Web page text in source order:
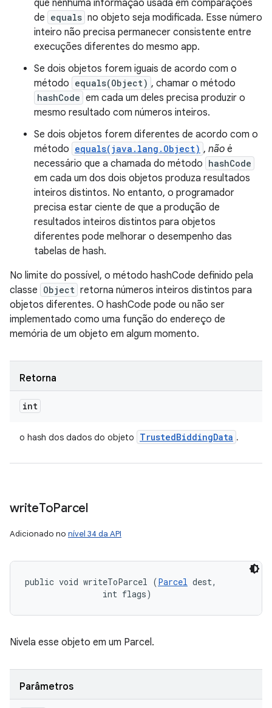
que nenhuma informação usada em comparações
de equals no objeto seja modificada. Esse número
inteiro não precisa permanecer consistente entre
execuções diferentes do mesmo app.
Se dois objetos forem iguais de acordo com o
método equals(Object) , chamar o método
hashCode em cada um deles precisa produzir o
mesmo resultado com números inteiros.
Se dois objetos forem diferentes de acordo com o
método equals(java.lang.Object) , não é
necessário que a chamada do método hashCode
em cada um dos dois objetos produza resultados
inteiros distintos. No entanto, o programador
precisa estar ciente de que a produção de
resultados inteiros distintos para objetos
diferentes pode melhorar o desempenho das
tabelas de hash.
No limite do possível, o método hashCode definido pela
classe Object retorna números inteiros distintos para
objetos diferentes. O hashCode pode ou não ser
implementado como uma função do endereço de
memória de um objeto em algum momento.
Retorna
int
o hash dos dados do objeto TrustedBiddingData .
writeToParcel
Adicionado no nível 34 da API
public void writeToParcel (Parcel dest,
                int flags)
Nivela esse objeto em um Parcel.
Parâmetros